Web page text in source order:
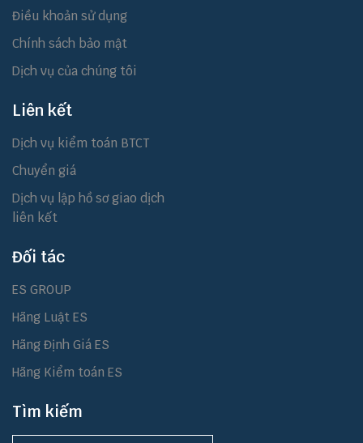
Điều khoản sử dụng
Chính sách bảo mật
Dịch vụ của chúng tôi
Liên kết
Dịch vụ kiểm toán BTCT
Chuyển giá
Dịch vụ lập hồ sơ giao dịch
liên kết
Đối tác
ES GROUP
Hãng Luật ES
Hãng Định Giá ES
Hãng Kiểm toán ES
Tìm kiếm